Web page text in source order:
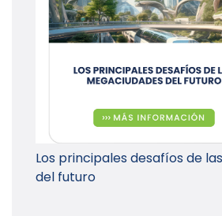
Los principales desafíos de
del futuro